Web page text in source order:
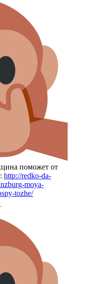
поможет от
http://redko-da-
moya-
tozhe/